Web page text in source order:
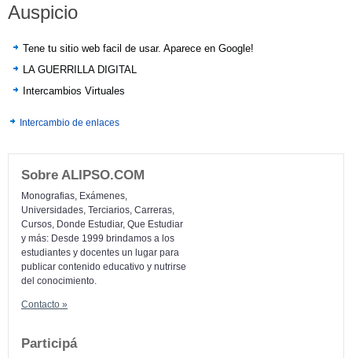
Auspicio
Tene tu sitio web facil de usar. Aparece en Google!
LA GUERRILLA DIGITAL
Intercambios Virtuales
Intercambio de enlaces
Sobre ALIPSO.COM
Monografias, Exámenes,
Universidades, Terciarios, Carreras,
Cursos, Donde Estudiar, Que Estudiar
y más: Desde 1999 brindamos a los
estudiantes y docentes un lugar para
publicar contenido educativo y nutrirse
del conocimiento.
Contacto »
Participá